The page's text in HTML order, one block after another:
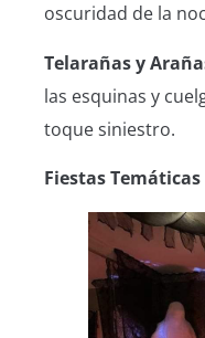
oscuridad de la
Telarañas y
las esquinas y
toque siniestro.
Fiestas